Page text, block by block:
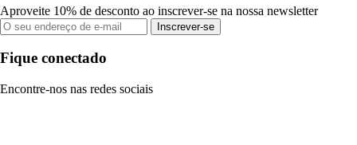
Aproveite 10% de desconto ao inscrever-se na nossa newsletter
Inscrever-se
Fique conectado
Encontre-nos nas redes sociais